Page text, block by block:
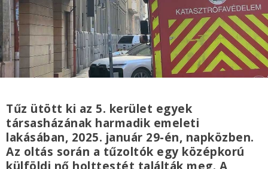
Tűz ütött ki az 5. kerület egyek
társasházának harmadik emeleti
lakásában, 2025. január 29-én, napközben.
Az oltás során a tűzoltók egy középkorú